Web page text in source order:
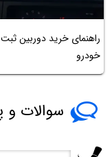
راهنمای خرید دوربین
خودرو
سوالات و